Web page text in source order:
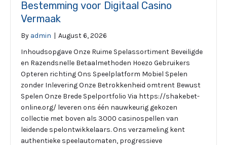
Bestemming voor Digitaal Casino
Vermaak
By admin | August 6, 2026
Inhoudsopgave Onze Ruime Spelassortiment Beveiligde
en Razendsnelle Betaalmethoden Hoezo Gebruikers
Opteren richting Ons Speelplatform Mobiel Spelen
zonder Inlevering Onze Betrokkenheid omtrent Bewust
Spelen Onze Brede Spelportfolio Via https://shakebet-
online.org/ leveren ons één nauwkeurig gekozen
collectie met boven als 3000 casinospellen van
leidende spelontwikkelaars. Ons verzameling kent
authentieke speelautomaten, progressieve